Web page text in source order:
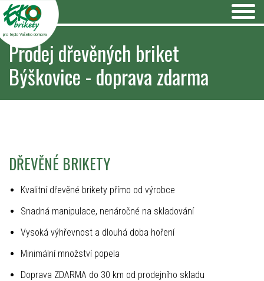
pro teplo Vašeho domova
Prodej dřevěných briket
Býškovice - doprava zdarma
DŘEVĚNÉ BRIKETY
Kvalitní dřevěné brikety přímo od výrobce
Snadná manipulace, nenáročné na skladování
Vysoká výhřevnost a dlouhá doba hoření
Minimální množství popela
Doprava ZDARMA do 30 km od prodejního skladu